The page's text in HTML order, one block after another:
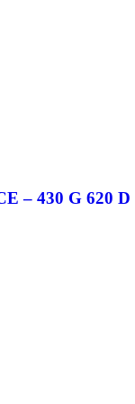
– 430 G 620 D